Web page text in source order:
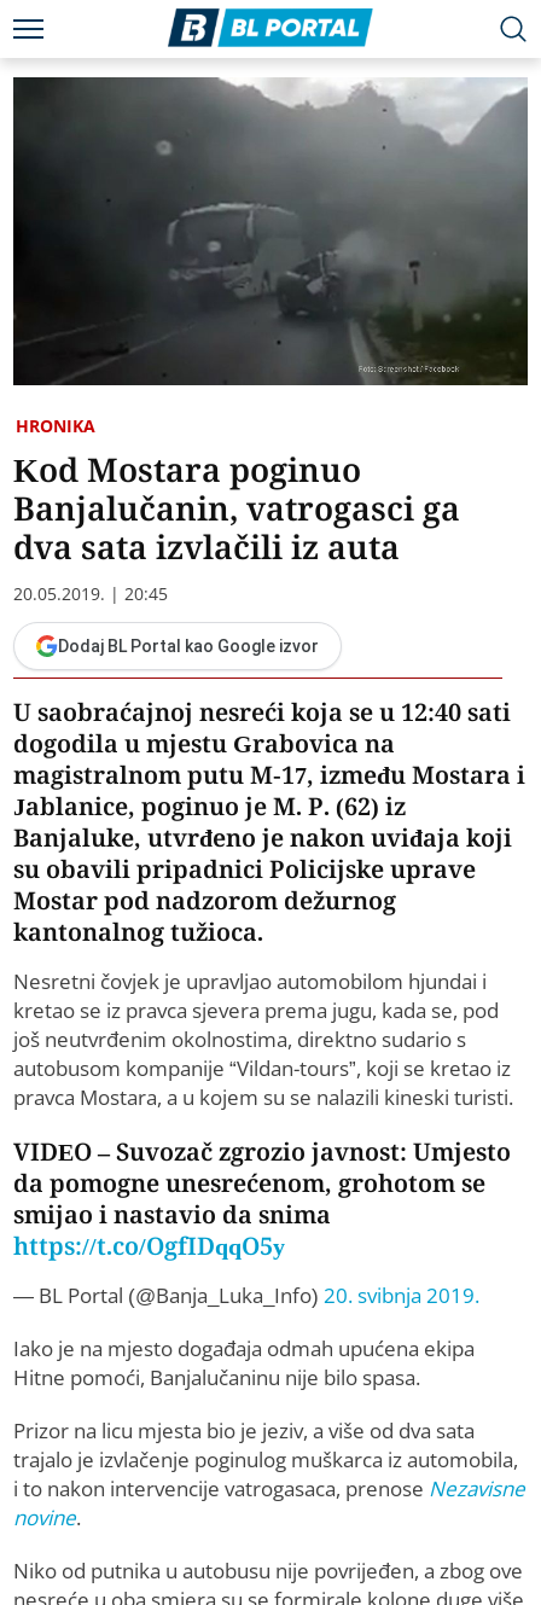
HRONIKA
Kod Mostara poginuo
Banjalučanin, vatrogasci ga
dva sata izvlačili iz auta
20.05.2019. | 20:45
Dodaj BL Portal kao Google izvor
U saobraćajnoj nesreći koja se u 12:40 sati
dogodila u mjestu Grabovica na
magistralnom putu M-17, između Mostara i
Jablanice, poginuo je M. P. (62) iz
Banjaluke, utvrđeno je nakon uviđaja koji
su obavili pripadnici Policijske uprave
Mostar pod nadzorom dežurnog
kantonalnog tužioca.
Nesretni čovjek je upravljao automobilom hjundai i
kretao se iz pravca sjevera prema jugu, kada se, pod
još neutvrđenim okolnostima, direktno sudario s
autobusom kompanije “Vildan-tours”, koji se kretao iz
pravca Mostara, a u kojem su se nalazili kineski turisti.
VIDEO – Suvozač zgrozio javnost: Umjesto
da pomogne unesrećenom, grohotom se
smijao i nastavio da snima
https://t.co/OgfIDqqO5y
— BL Portal (@Banja_Luka_Info)20. svibnja 2019.
Iako je na mjesto događaja odmah upućena ekipa
Hitne pomoći, Banjalučaninu nije bilo spasa.
Prizor na licu mjesta bio je jeziv, a više od dva sata
trajalo je izvlačenje poginulog muškarca iz automobila,
i to nakon intervencije vatrogasaca, prenose Nezavisne
novine.
Niko od putnika u autobusu nije povrijeđen, a zbog ove